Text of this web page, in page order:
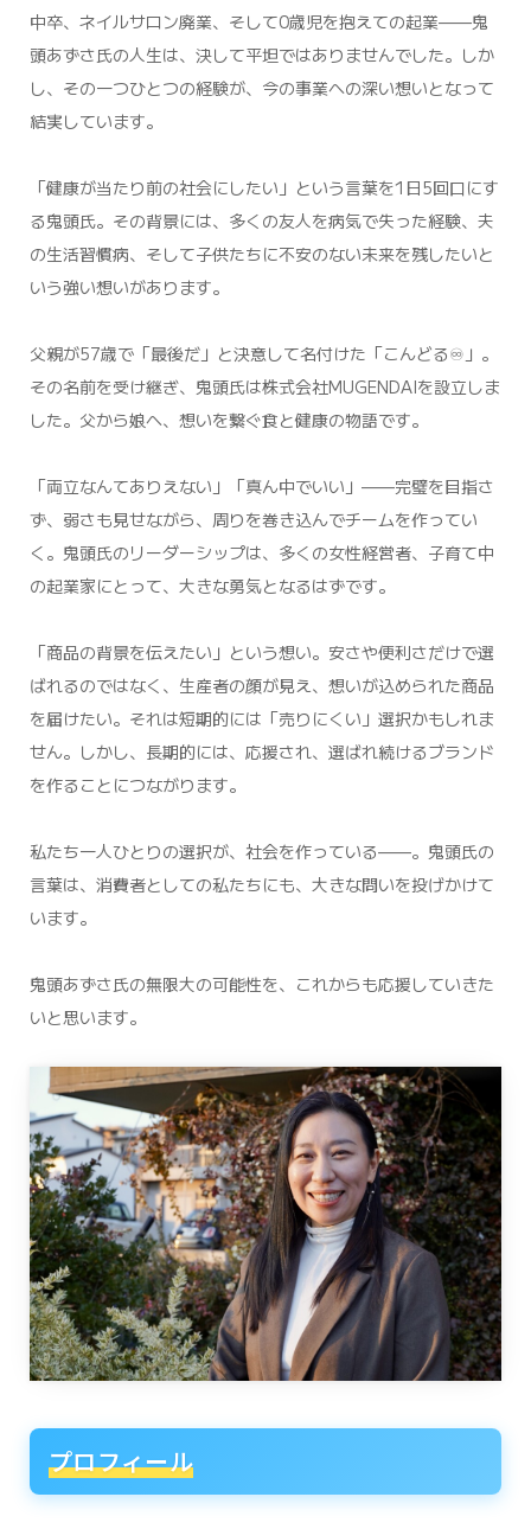
中卒、ネイルサロン廃業、そして0歳児を抱えての起業——鬼
頭あずさ氏の人生は、決して平坦ではありませんでした。しか
し、その一つひとつの経験が、今の事業への深い想いとなって
結実しています。
「健康が当たり前の社会にしたい」という言葉を1日5回口にす
る鬼頭氏。その背景には、多くの友人を病気で失った経験、夫
の生活習慣病、そして子供たちに不安のない未来を残したいと
いう強い想いがあります。
父親が57歳で「最後だ」と決意して名付けた「こんどる♾️」。
その名前を受け継ぎ、鬼頭氏は株式会社MUGENDAIを設立しま
した。父から娘へ、想いを繋ぐ食と健康の物語です。
「両立なんてありえない」「真ん中でいい」——完璧を目指さ
ず、弱さも見せながら、周りを巻き込んでチームを作ってい
く。鬼頭氏のリーダーシップは、多くの女性経営者、子育て中
の起業家にとって、大きな勇気となるはずです。
「商品の背景を伝えたい」という想い。安さや便利さだけで選
ばれるのではなく、生産者の顔が見え、想いが込められた商品
を届けたい。それは短期的には「売りにくい」選択かもしれま
せん。しかし、長期的には、応援され、選ばれ続けるブランド
を作ることにつながります。
私たち一人ひとりの選択が、社会を作っている——。鬼頭氏の
言葉は、消費者としての私たちにも、大きな問いを投げかけて
います。
鬼頭あずさ氏の無限大の可能性を、これからも応援していきた
いと思います。
プロフィール